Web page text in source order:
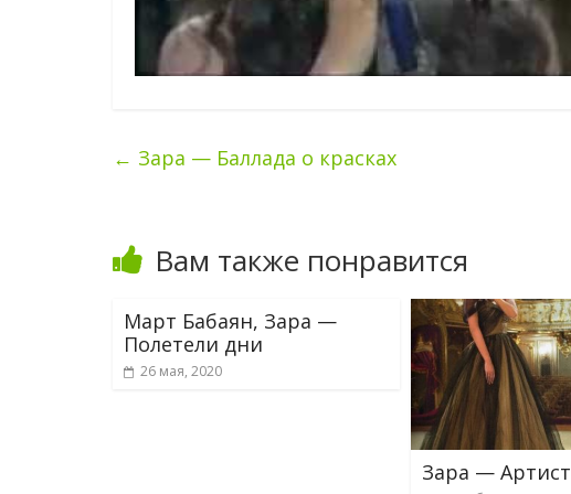
← Зара — Баллада о красках
Вам также понравится
Март Бабаян, Зара —
Полетели дни
26 мая, 2020
Зара — Артист